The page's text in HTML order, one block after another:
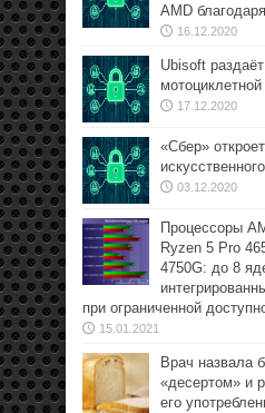
AMD
16.12.2020
Ubisoft
17.12.2020
«Сбер»
03.12.2020
Процессоры
Ryzen 5 Pro
4750G: до 8
при ограниченной
15.01.2021
Врач назвала
«десертом» и
его